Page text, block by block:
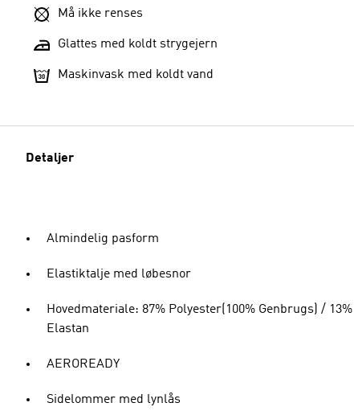
Må ikke renses
Glattes med koldt strygejern
Maskinvask med koldt vand
Detaljer
Almindelig pasform
Elastiktalje med løbesnor
Hovedmateriale: 87% Polyester(100% Genbrugs) / 13%
Elastan
AEROREADY
Sidelommer med lynlås